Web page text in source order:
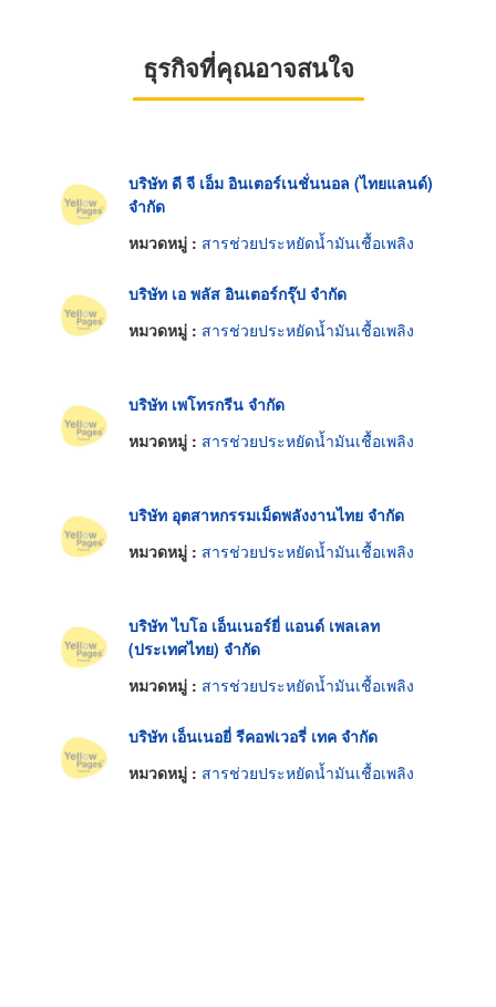
ธุรกิจที่คุณอาจสนใจ
บริษัท ดี จี เอ็ม อินเตอร์เนชั่นนอล (ไทยแลนด์)
จำกัด
หมวดหมู่ : สารช่วยประหยัดน้ำมันเชื้อเพลิง
บริษัท เอ พลัส อินเตอร์กรุ๊ป จำกัด
หมวดหมู่ : สารช่วยประหยัดน้ำมันเชื้อเพลิง
บริษัท เพโทรกรีน จำกัด
หมวดหมู่ : สารช่วยประหยัดน้ำมันเชื้อเพลิง
บริษัท อุตสาหกรรมเม็ดพลังงานไทย จำกัด
หมวดหมู่ : สารช่วยประหยัดน้ำมันเชื้อเพลิง
บริษัท ไบโอ เอ็นเนอร์ยี่ แอนด์ เพลเลท
(ประเทศไทย) จำกัด
หมวดหมู่ : สารช่วยประหยัดน้ำมันเชื้อเพลิง
บริษัท เอ็นเนอยี่ รีคอฟเวอรี่ เทค จำกัด
หมวดหมู่ : สารช่วยประหยัดน้ำมันเชื้อเพลิง